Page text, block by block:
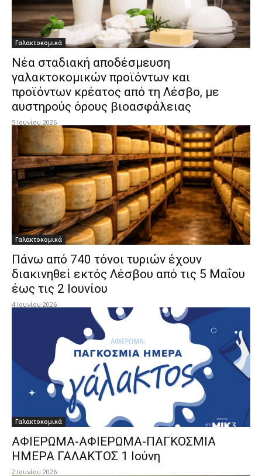
Γαλακτοκομικά
Νέα σταδιακή αποδέσμευση
γαλακτοκομικών προϊόντων και
προϊόντων κρέατος από τη Λέσβο, με
αυστηρούς όρους βιοασφάλειας
5 Ιουνίου 2026
Γαλακτοκομικά
Πάνω από 740 τόνοι τυριών έχουν
διακινηθεί εκτός Λέσβου από τις 5 Μαΐου
έως τις 2 Ιουνίου
4 Ιουνίου 2026
Γαλακτοκομικά
ΑΦΙΕΡΩΜΑ-ΑΦΙΕΡΩΜΑ-ΠΑΓΚΟΣΜΙΑ
ΗΜΕΡΑ ΓΑΛΑΚΤΟΣ 1 Ιούνη
2 Ιουνίου 2026